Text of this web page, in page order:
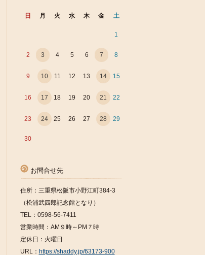
日 月 火 水 木 金 土
1
2 3 4 5 6 7 8
9 10 11 12 13 14 15
16 17 18 19 20 21 22
23 24 25 26 27 28 29
30
お問合せ先
住所：三重県松阪市小野江町384-3
（松浦武四郎記念館となり）
TEL：0598-56-7411
営業時間：AM９時～PM７時
定休日：火曜日
URL： https://shaddy.jp/63173-900